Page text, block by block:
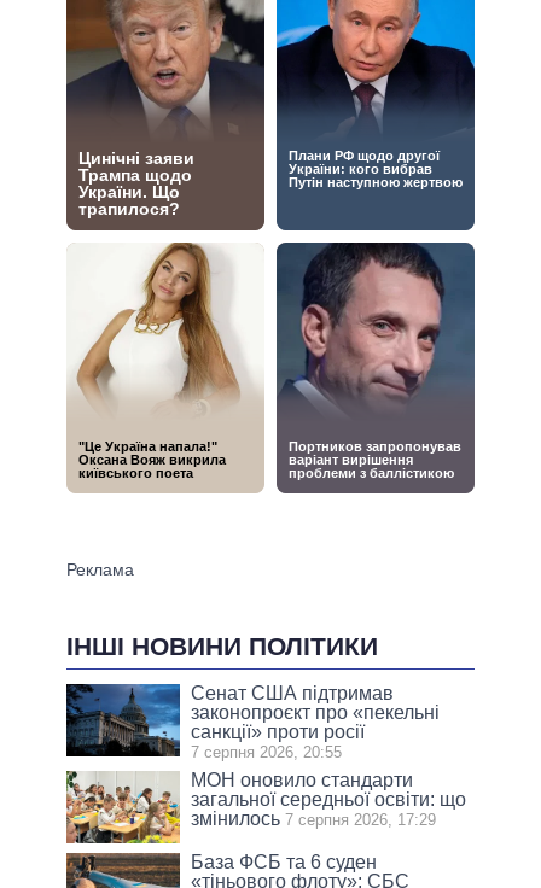
ІНШІ НОВИНИ ПОЛІТИКИ
Сенат США підтримав
законопроєкт про «пекельні
санкції» проти росії
7 серпня 2026, 20:55
МОН оновило стандарти
загальної середньої освіти: що
змінилось 7 серпня 2026, 17:29
База ФСБ та 6 суден
«тіньового флоту»: СБС